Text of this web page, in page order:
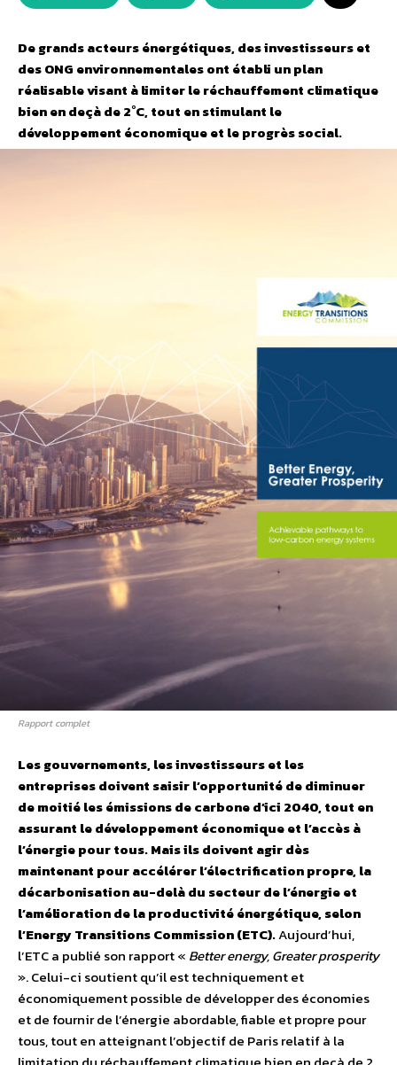
De grands acteurs énergétiques, des investisseurs et
des ONG environnementales ont établi un plan
réalisable visant à limiter le réchauffement climatique
bien en deçà de 2˚C, tout en stimulant le
développement économique et le progrès social.
Rapport complet
Les gouvernements, les investisseurs et les
entreprises doivent saisir l’opportunité de diminuer
de moitié les émissions de carbone d’ici 2040, tout en
assurant le développement économique et l’accès à
l’énergie pour tous. Mais ils doivent agir dès
maintenant pour accélérer l’électrification propre, la
décarbonisation au-delà du secteur de l’énergie et
l’amélioration de la productivité énergétique, selon
l’Energy Transitions Commission (ETC).Aujourd’hui,
l’ETC a publié son rapport « Better energy, Greater prosperity
». Celui-ci soutient qu’il est techniquement et
économiquement possible de développer des économies
et de fournir de l’énergie abordable, fiable et propre pour
tous, tout en atteignant l’objectif de Paris relatif à la